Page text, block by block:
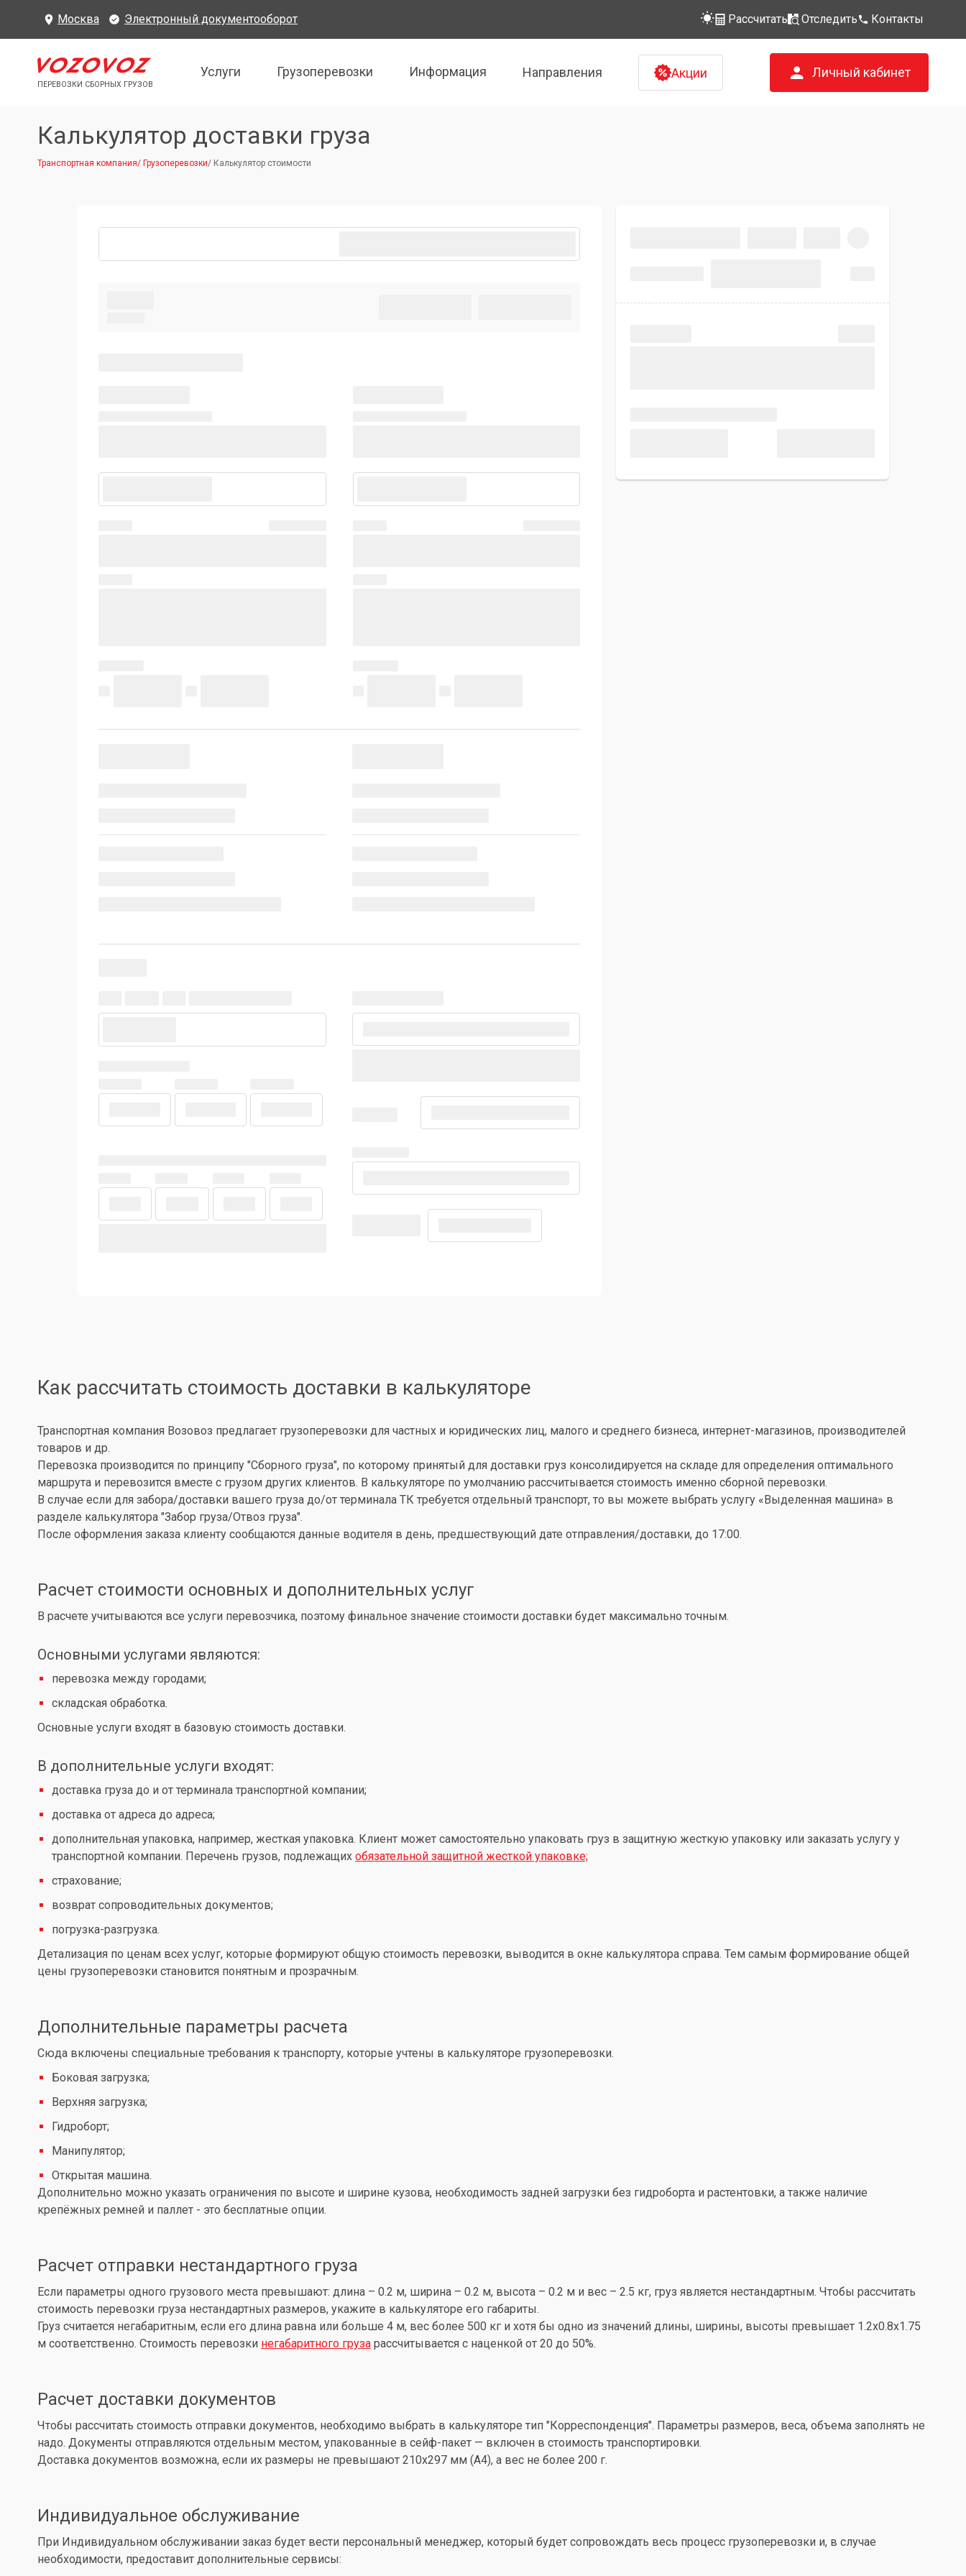
Москва Электронный документооборот Рассчитать Отследить Контакты
ПЕРЕВОЗКИ СБОРНЫХ ГРУЗОВ
Услуги Грузоперевозки Информация Направления Акции Личный кабинет
Калькулятор доставки груза
Транспортная компания/ Грузоперевозки/ Калькулятор стоимости
Как рассчитать стоимость доставки в калькуляторе
Транспортная компания Возовоз предлагает грузоперевозки для частных и юридических лиц, малого и среднего бизнеса, интернет-магазинов, производителей
товаров и др.
Перевозка производится по принципу "Сборного груза", по которому принятый для доставки груз консолидируется на складе для определения оптимального
маршрута и перевозится вместе с грузом других клиентов. В калькуляторе по умолчанию рассчитывается стоимость именно сборной перевозки.
В случае если для забора/доставки вашего груза до/от терминала ТК требуется отдельный транспорт, то вы можете выбрать услугу «Выделенная машина» в
разделе калькулятора "Забор груза/Отвоз груза".
После оформления заказа клиенту сообщаются данные водителя в день, предшествующий дате отправления/доставки, до 17:00.
Расчет стоимости основных и дополнительных услуг
В расчете учитываются все услуги перевозчика, поэтому финальное значение стоимости доставки будет максимально точным.
Основными услугами являются:
перевозка между городами;
складская обработка.
Основные услуги входят в базовую стоимость доставки.
В дополнительные услуги входят:
доставка груза до и от терминала транспортной компании;
доставка от адреса до адреса;
дополнительная упаковка, например, жесткая упаковка. Клиент может самостоятельно упаковать груз в защитную жесткую упаковку или заказать услугу у
транспортной компании. Перечень грузов, подлежащих обязательной защитной жесткой упаковке;
страхование;
возврат сопроводительных документов;
погрузка-разгрузка.
Детализация по ценам всех услуг, которые формируют общую стоимость перевозки, выводится в окне калькулятора справа. Тем самым формирование общей
цены грузоперевозки становится понятным и прозрачным.
Дополнительные параметры расчета
Сюда включены специальные требования к транспорту, которые учтены в калькуляторе грузоперевозки.
Боковая загрузка;
Верхняя загрузка;
Гидроборт;
Манипулятор;
Открытая машина.
Дополнительно можно указать ограничения по высоте и ширине кузова, необходимость задней загрузки без гидроборта и растентовки, а также наличие
крепёжных ремней и паллет - это бесплатные опции.
Расчет отправки нестандартного груза
Если параметры одного грузового места превышают: длина – 0.2 м, ширина – 0.2 м, высота – 0.2 м и вес – 2.5 кг, груз является нестандартным. Чтобы рассчитать
стоимость перевозки груза нестандартных размеров, укажите в калькуляторе его габариты.
Груз считается негабаритным, если его длина равна или больше 4 м, вес более 500 кг и хотя бы одно из значений длины, ширины, высоты превышает 1.2x0.8x1.75
м соответственно. Стоимость перевозки негабаритного груза рассчитывается с наценкой от 20 до 50%.
Расчет доставки документов
Чтобы рассчитать стоимость отправки документов, необходимо выбрать в калькуляторе тип "Корреспонденция". Параметры размеров, веса, объема заполнять не
надо. Документы отправляются отдельным местом, упакованные в сейф-пакет — включен в стоимость транспортировки.
Доставка документов возможна, если их размеры не превышают 210x297 мм (А4), а вес не более 200 г.
Индивидуальное обслуживание
При Индивидуальном обслуживании заказ будет вести персональный менеджер, который будет сопровождать весь процесс грузоперевозки и, в случае
необходимости, предоставит дополнительные сервисы: